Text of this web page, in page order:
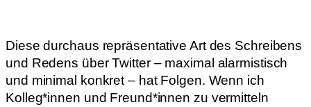
Diese durchaus repräsentative Art des Schreibens
und Redens über Twitter – maximal alarmistisch
und minimal konkret – hat Folgen. Wenn ich
Kolleg*innen und Freund*innen zu vermitteln